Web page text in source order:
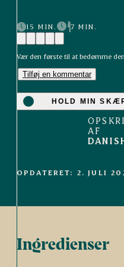
15 MIN. 7 MIN.
Vær den første til at bedømme
Tilføj en kommentar
HOLD MIN
AF
OPDATERET: 2. JULI
Ingredienser